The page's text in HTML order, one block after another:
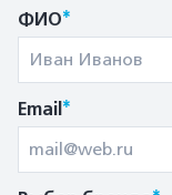
ФИО*
Email*